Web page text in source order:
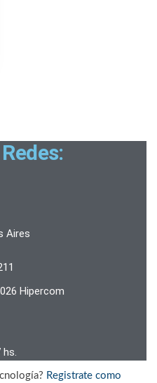
Aires
Hipercom
hs.
Registrate como